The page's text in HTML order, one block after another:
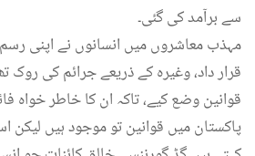
سے برآمد کی گئی۔
مہذب معاشروں میں انسانوں نے اپنی
قرار داد، وغیرہ کے ذریعے جرائم کی روک
قوانین وضع کیے، تاکہ ان کا خاطر خواہ
پاکستان میں قوانین تو موجود ہیں لیکن